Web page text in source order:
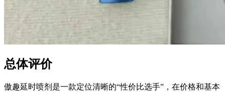
总体评价
傲趣延时喷剂是一款定位清晰的“性价比选手”，在价格和基本